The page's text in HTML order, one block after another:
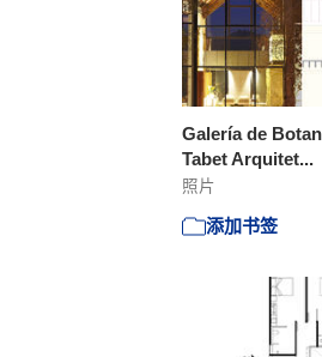
Galería de
Tabet Arquitet...
照片
添加书签